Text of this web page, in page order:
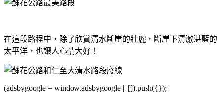
在這段路程中，除了欣賞清水斷崖的壯麗，斷崖下清澈湛藍的
太平洋，也讓人心情大好！
(adsbygoogle = window.adsbygoogle || []).push({});